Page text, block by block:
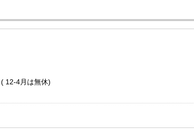
12-4月は無休)